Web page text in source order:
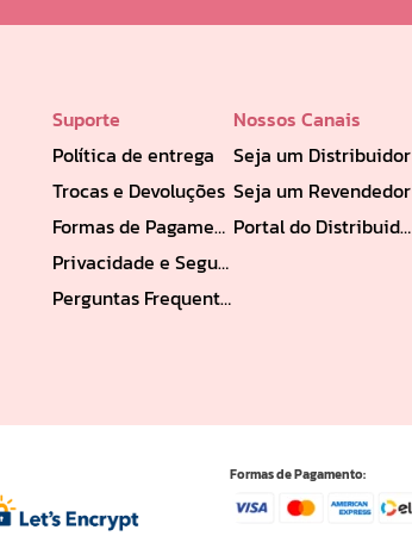
Suporte
Política de entrega
Trocas e Devoluções
Formas de Pagamento
Privacidade e Segurança
Perguntas Frequentes
Nossos Canais
Seja um Distribuidor
Seja um Revendedor
Portal do Distribuidor
Formas de Pagamento: